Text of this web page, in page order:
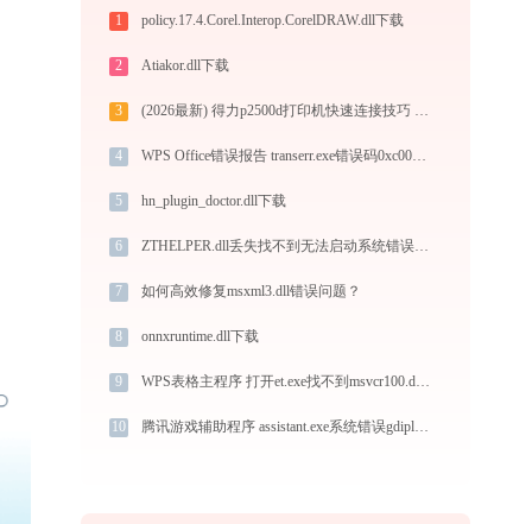
1 policy.17.4.Corel.Interop.CorelDRAW.dll下载
2 Atiakor.dll下载
3 (2026最新) 得力p2500d打印机快速连接技巧 - 金山毒霸
4 WPS Office错误报告 transerr.exe错误码0xc000000d处理办法
5 hn_plugin_doctor.dll下载
6 ZTHELPER.dll丢失找不到无法启动系统错误修复 - AI智能助手解决方案
7 如何高效修复msxml3.dll错误问题？
8 onnxruntime.dll下载
9 WPS表格主程序 打开et.exe找不到msvcr100.dll怎么办
10 腾讯游戏辅助程序 assistant.exe系统错误gdiplus.dll丢失如何解决